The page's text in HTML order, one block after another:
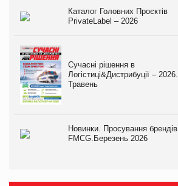
Каталог Головних Проєктів
PrivateLabel – 2026
Сучасні рішення в
Логістиці&Дистрибуції – 2026.
Травень
Новинки. Просування брендів
FMCG.Березень 2026